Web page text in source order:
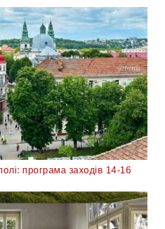
програма заходів 14-16